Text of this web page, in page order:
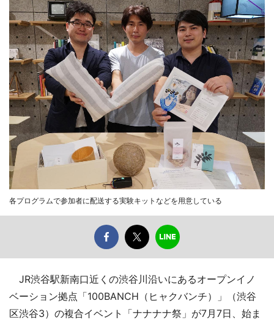
各プログラムで参加者に配送する実験キットなどを用意している
JR渋谷駅新南口近くの渋谷川沿いにあるオープンイノ
ベーション拠点「100BANCH（ヒャクバンチ）」（渋谷
区渋谷3）の複合イベント「ナナナナ祭」が7月7日、始ま